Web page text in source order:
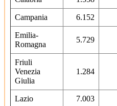
Campania 6.152
Emilia-
Romagna
5.729
Friuli
Venezia
Giulia
1.284
Lazio 7.003